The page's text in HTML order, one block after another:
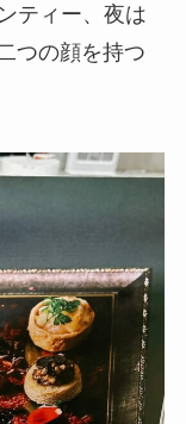
ティー、夜は
つの顔を持つ